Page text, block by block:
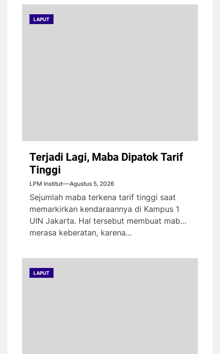
LAPUT
Terjadi Lagi, Maba Dipatok Tarif
Tinggi
LPM Institut Agustus 5, 2026
Sejumlah maba terkena tarif tinggi saat
memarkirkan kendaraannya di Kampus 1
UIN Jakarta. Hal tersebut membuat maba
merasa keberatan, karena...
LAPUT